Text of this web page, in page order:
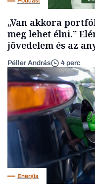
„Van akkora
meg lehet élni.”
jövedelem és az
Péller András 4 perc
Energia